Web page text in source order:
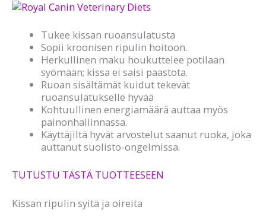
Tukee kissan ruoansulatusta
Sopii kroonisen ripulin hoitoon.
Herkullinen maku houkuttelee potilaan
syömään; kissa ei saisi paastota.
Ruoan sisältämät kuidut tekevät
ruoansulatukselle hyvää
Kohtuullinen energiamäärä auttaa myös
painonhallinnassa.
Käyttäjiltä hyvät arvostelut saanut ruoka, joka
auttanut suolisto-ongelmissa.
TUTUSTU TÄSTÄ TUOTTEESEEN
Kissan ripulin syitä ja oireita